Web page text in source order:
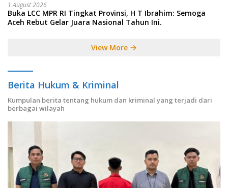
1 August 2026
Buka LCC MPR RI Tingkat Provinsi, H T Ibrahim: Semoga
Aceh Rebut Gelar Juara Nasional Tahun Ini.
View More
Berita Hukum & Kriminal
Kumpulan berita tentang hukum dan kriminal yang terjadi dari
berbagai wilayah